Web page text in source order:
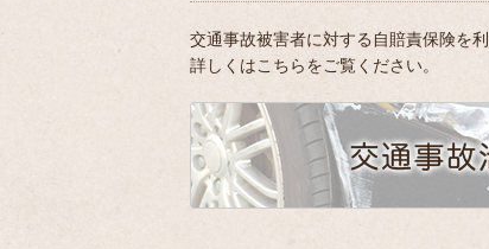
交通事故被害者に対する自賠責保険を
詳しくはこちらをご覧ください。